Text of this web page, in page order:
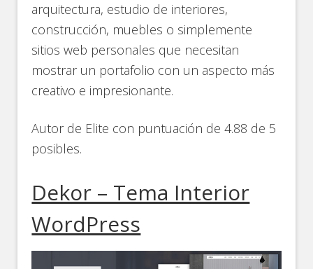
arquitectura, estudio de interiores,
construcción, muebles o simplemente
sitios web personales que necesitan
mostrar un portafolio con un aspecto más
creativo e impresionante.
Autor de Elite con puntuación de 4.88 de 5
posibles.
Dekor – Tema Interior
WordPress